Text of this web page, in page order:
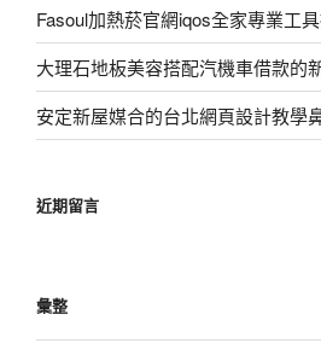
Fasoul加熱菸官網iqos全家專業工
大理石地板美容搭配汽機車借款的
安定新屋媒合的台北網頁設計教學
近期留言
彙整